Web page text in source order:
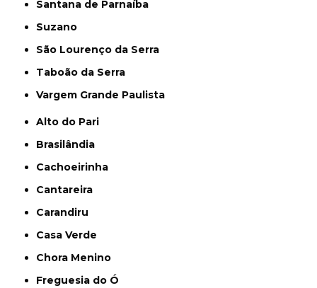
Santana de Parnaíba
Suzano
São Lourenço da Serra
Taboão da Serra
Vargem Grande Paulista
Alto do Pari
Brasilândia
Cachoeirinha
Cantareira
Carandiru
Casa Verde
Chora Menino
Freguesia do Ó